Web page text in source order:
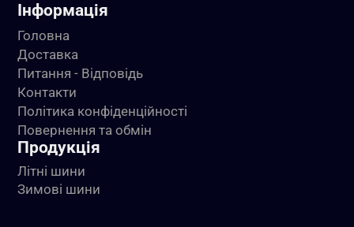
Інформація
Головна
Доставка
Питання - Відповідь
Контакти
Політика конфіденційності
Повернення та обмін
Продукція
Літні шини
Зимові шини